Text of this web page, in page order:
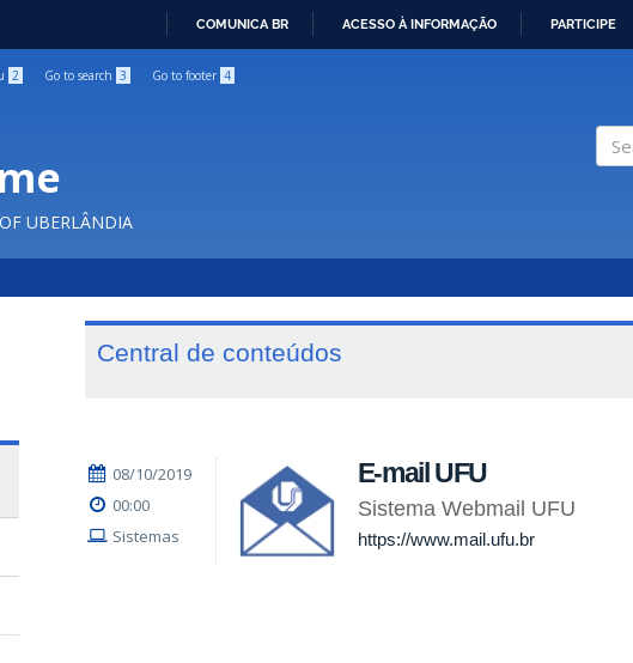
COMUNICA BR ACESSO À INFORMAÇÃO PARTICIPE
2 Go to search 3 Go to footer 4
UBERLÂNDIA
Central de conteúdos
08/10/2019
00:00
Sistemas
E-mail UFU
Sistema Webmail UFU
https://www.mail.ufu.br